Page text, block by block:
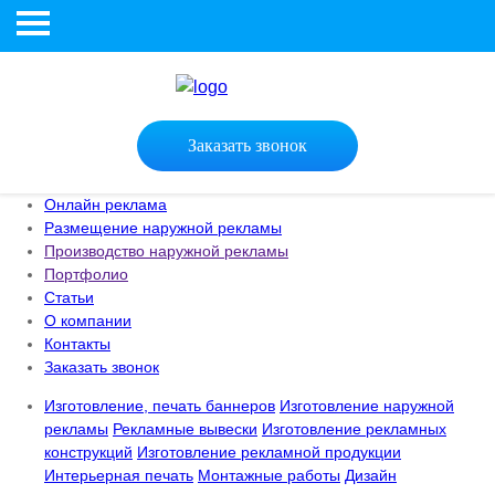
Заказать звонок
Онлайн реклама
Размещение наружной рекламы
Производство наружной рекламы
Портфолио
Статьи
О компании
Контакты
Заказать звонок
Изготовление, печать баннеров Изготовление наружной
рекламы Рекламные вывески Изготовление рекламных
конструкций Изготовление рекламной продукции
Интерьерная печать Монтажные работы Дизайн